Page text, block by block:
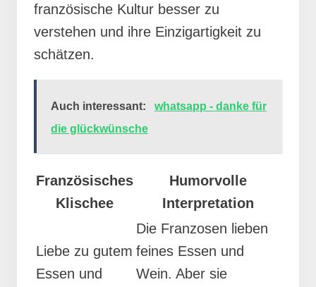
französische Kultur besser zu
verstehen und ihre Einzigartigkeit zu
schätzen.
Auch interessant:
whatsapp - danke für
die glückwünsche
Französisches
Klischee
Humorvolle
Interpretation
Liebe zu gutem
Essen und
Die Franzosen lieben
feines Essen und
Wein. Aber sie